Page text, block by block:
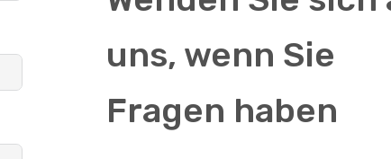
uns, wenn Sie
Fragen haben